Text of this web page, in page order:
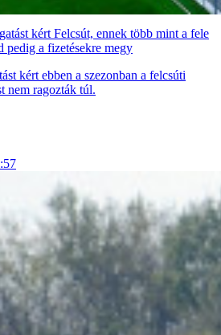
kért Felcsút, ennek több mint a fele
pedig a fizetésekre megy
kért ebben a szezonban a felcsúti
nem ragozták túl.